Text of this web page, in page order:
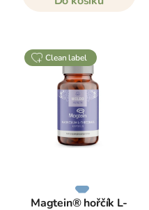
clean label
Magtein® hořčík L-